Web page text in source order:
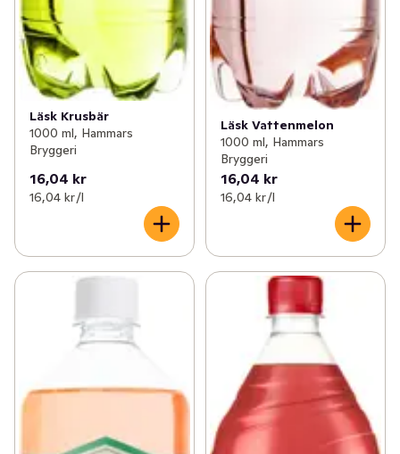
Läsk Krusbär
1000 ml, Hammars
Bryggeri
16,04 kr
16,04 kr /l
Läsk Vattenmelon
1000 ml, Hammars
Bryggeri
16,04 kr
16,04 kr /l